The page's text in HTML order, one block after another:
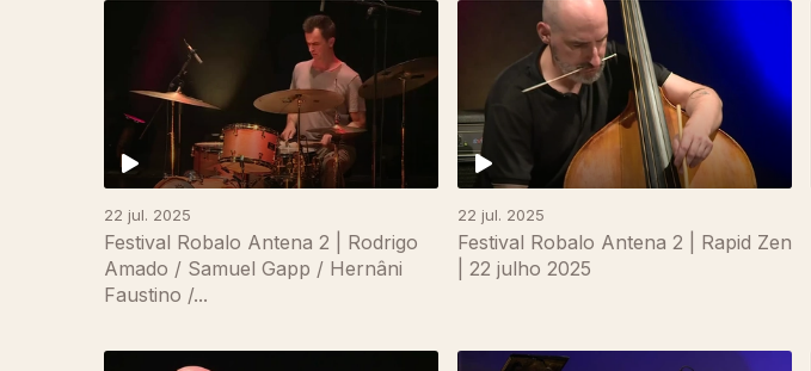
22 jul. 2025
Festival Robalo Antena 2 | Rodrigo
Amado / Samuel Gapp / Hernâni
Faustino /...
22 jul. 2025
Festival Robalo Antena 2 | Rapid Zen
| 22 julho 2025